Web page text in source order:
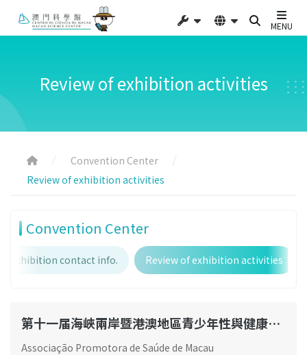
MENU
Review of exhibition activities
Convention Center
Review of exhibition activities
Convention Center
Exhibition contact info. Review of exhibition activities
第十一届海峽兩岸暨港澳地區青少年性與健康系列活動(關愛‧責任‧成長)研討會暨座談會
Associação Promotora de Saúde de Macau